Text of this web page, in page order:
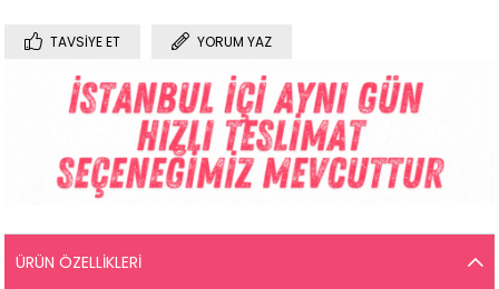
TAVSIYE ET YORUM YAZ
ÜRÜN ÖZELLIKLERI